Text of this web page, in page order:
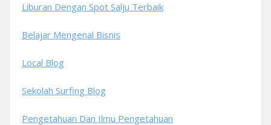
Liburan Dengan Spot Salju Terbaik
Belajar Mengenal Bisnis
Local Blog
Sekolah Surfing Blog
Pengetahuan Dan Ilmu Pengetahuan